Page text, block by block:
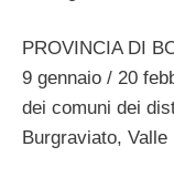
PROVINCIA DI
9 gennaio / 20
dei comuni dei
Burgraviato,